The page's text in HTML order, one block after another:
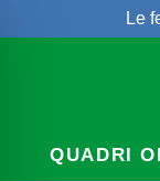
Le
QUADRI